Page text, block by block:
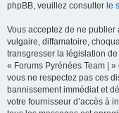
phpBB, veuillez consulter le
Vous acceptez de ne
vulgaire, diffamatoire,
transgresser la législation
« Forums Pyrénées Team |
vous ne respectez pas ces
bannissement immédiat et
votre fournisseur d’accès à